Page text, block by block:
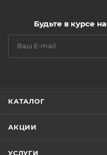
Будьте в курсе
КАТАЛОГ
АКЦИИ
УСЛУГИ